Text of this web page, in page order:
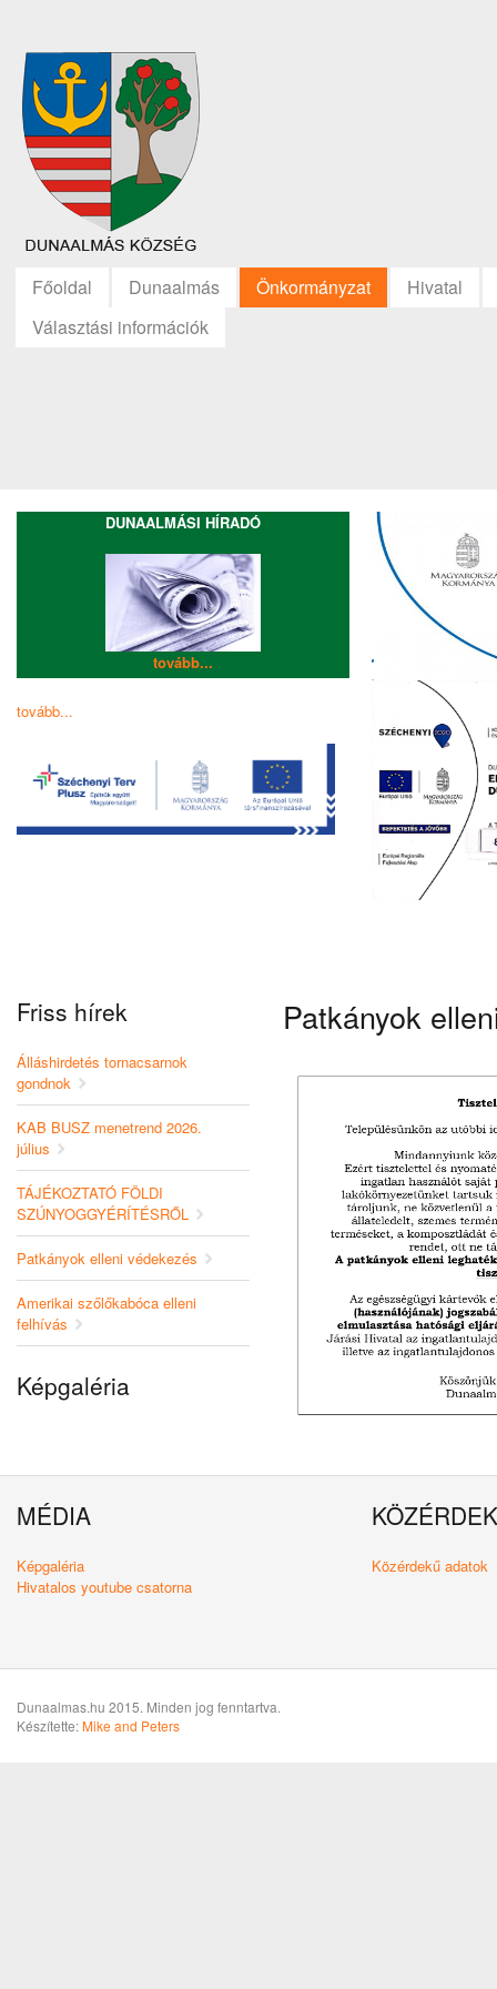
Főoldal Dunaalmás Önkormányzat
Hivatal
Választási információk
DUNAALMÁSI HÍRADÓ
tovább...
tovább...
Friss hírek
Álláshirdetés tornacsarnok
gondnok
KAB BUSZ menetrend 2026.
július
TÁJÉKOZTATÓ FÖLDI
SZÚNYOGGYÉRÍTÉSRŐL
Patkányok elleni védekezés
Amerikai szőlőkabóca elleni
felhívás
Képgaléria
Patkányok
MÉDIA
Képgaléria
Hivatalos youtube csatorna
Közérdekű adatok
Dunaalmas.hu 2015. Minden jog fenntartva.
Készítette:Mike and Peters